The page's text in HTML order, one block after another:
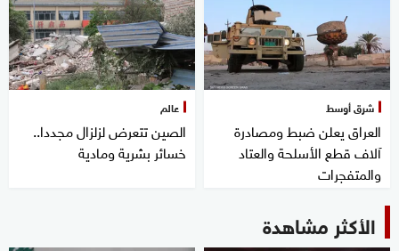
شرق أوسط
العراق يعلن ضبط ومصادرة
آلاف قطع الأسلحة والعتاد
والمتفجرات
عالم
الصين تتعرض لزلزال مجددا..
خسائر بشرية ومادية
الأكثر مشاهدة